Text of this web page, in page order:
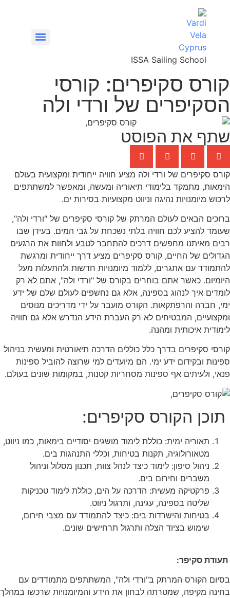
ISSA Sailing School
קורס סקיפרים: קורסי
הסקיפרים של ורדי ולה
שתף את הפוסט
קורס סקיפרים של ורדי ולה מציע חוויה ייחודית ומקצועית בעולם
הימאות, מתמקד בלימודי תיאוריה ומעשה, ומאפשר למשתתפים
לרכוש מיומנויות נהיגה וניווט מקצועיות בסירות ים.
ברוכים הבאים לעולם המרתק של קורסי סקיפרים של "ורדי ולה",
שעומד להציע לכם חוויה בלתי נשכחת על גבי המים. בעידן שבו
רבים מאיתנו מחפשים דרכים להתחבר לטבע ולחוות את הרגעים
הגדולים של החיים, קורס סקיפרים מציע דרך ייחודית ומרגשת
להתמודד עם אתגרים, ללמוד מיומנויות חדשות ולהתעלות מעל
היומיום. כאשר אתם בוחרים בקורס של "ורדי ולה", אתם לא רק
לומדים איך לנהוג בספינה, אלא גם נחשפים לעולם שלם של ידע
ימי, חברה והרפתקאות. הקורס מועבר על ידי מדריכים מנוסים
ומקצועיים, המבטיחים לא רק העברת הידע הנדרש אלא גם חוויה
לימודית איכותית ומהנה.
קורסי סקיפרים בדרך כלל כוללים הדרכה תיאורטית ומעשית בניהול
ספינות ובקידום ידע ימי. הם מיועדים למי שרוצה להוביל ספינות
פנאי, ולעיתים אף ספינות מסחריות קטנות, במקומות שונים בעולם.
תוכן הקורס סקיפרים:
תאוריה ימית: כוללת לימוד מושגים יסודיים בימאות, כמו ניווט,
מטאורולוגיה, תקנות בטיחות, וכללי התנהגות בים.
ניהול סיפון: לימוד כיצד לנהל צוות, תכנון מסלול וניהול
משברים וחירום בים.
פרקטיקה מעשית: הדרכה על הים, כוללת לימוד טכניקות
שליטה בספינה, עגינה, ותרגול ניווט.
בטיחות והישרדות בים: כיצד להתמודד עם מצבי חירום,
שימוש בציוד הצלה ותרגול תרחישים שונים.
תעודת סקיפר:
בסיום הקורס המרתק ב"ורדי ולה", המשתתפים מתמודדים עם
בחינה מקיפה, שמטרתה לבחון את הידע והמיומנויות שרכשו במהלך